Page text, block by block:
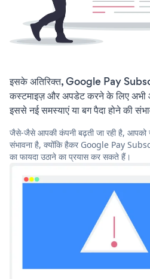
इसके अतिरिक्त, Google Pay
कस्टमाइज़ और अपडेट करने के लिए
इससे नई समस्याएं या बग पैदा होने की
जैसे-जैसे आपकी कंपनी बढ़ती जा रही है, आपको
संभावना है, क्योंकि हैकर Google Pay
का फायदा उठाने का प्रयास कर सकते हैं।